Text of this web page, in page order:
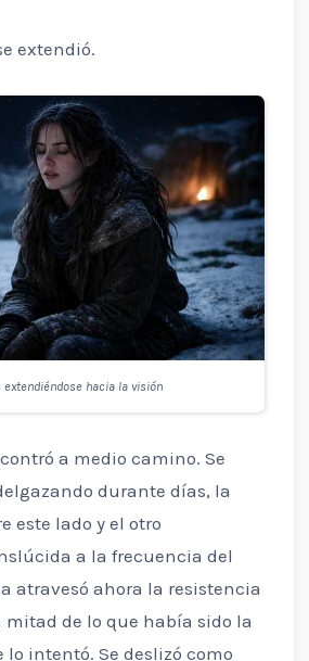
extendió.
extendiéndose hacia la visión
a medio camino. Se
durante días, la
este lado y el otro
a la frecuencia del
atravesó ahora la resistencia
mitad de lo que había sido la
lo intentó. Se deslizó como